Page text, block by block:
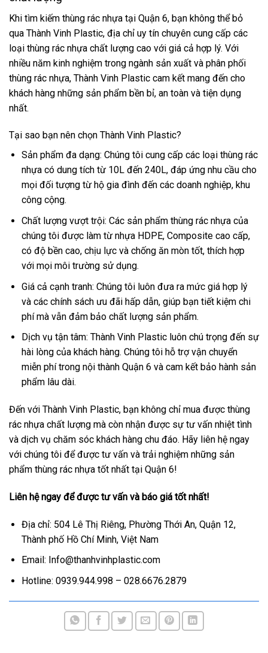
Khi tìm kiếm thùng rác nhựa tại Quận 6, bạn không thể bỏ
qua Thành Vinh Plastic, địa chỉ uy tín chuyên cung cấp các
loại thùng rác nhựa chất lượng cao với giá cả hợp lý. Với
nhiều năm kinh nghiệm trong ngành sản xuất và phân phối
thùng rác nhựa, Thành Vinh Plastic cam kết mang đến cho
khách hàng những sản phẩm bền bỉ, an toàn và tiện dụng
nhất.
Tại sao bạn nên chọn Thành Vinh Plastic?
Sản phẩm đa dạng: Chúng tôi cung cấp các loại thùng rác
nhựa có dung tích từ 10L đến 240L, đáp ứng nhu cầu cho
mọi đối tượng từ hộ gia đình đến các doanh nghiệp, khu
công cộng.
Chất lượng vượt trội: Các sản phẩm thùng rác nhựa của
chúng tôi được làm từ nhựa HDPE, Composite cao cấp,
có độ bền cao, chịu lực và chống ăn mòn tốt, thích hợp
với mọi môi trường sử dụng.
Giá cả cạnh tranh: Chúng tôi luôn đưa ra mức giá hợp lý
và các chính sách ưu đãi hấp dẫn, giúp bạn tiết kiệm chi
phí mà vẫn đảm bảo chất lượng sản phẩm.
Dịch vụ tận tâm: Thành Vinh Plastic luôn chú trọng đến sự
hài lòng của khách hàng. Chúng tôi hỗ trợ vận chuyển
miễn phí trong nội thành Quận 6 và cam kết bảo hành sản
phẩm lâu dài.
Đến với Thành Vinh Plastic, bạn không chỉ mua được thùng
rác nhựa chất lượng mà còn nhận được sự tư vấn nhiệt tình
và dịch vụ chăm sóc khách hàng chu đáo. Hãy liên hệ ngay
với chúng tôi để được tư vấn và trải nghiệm những sản
phẩm thùng rác nhựa tốt nhất tại Quận 6!
Liên hệ ngay để được tư vấn và báo giá tốt nhất!
Địa chỉ: 504 Lê Thị Riêng, Phường Thới An, Quận 12,
Thành phố Hồ Chí Minh, Việt Nam
Email: Info@thanhvinhplastic.com
Hotline: 0939.944.998 – 028.6676.2879